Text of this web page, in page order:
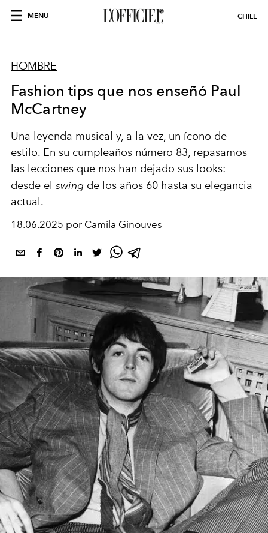
MENU CHILE
HOMBRE
Fashion tips que nos enseñó Paul
McCartney
Una leyenda musical y, a la vez, un ícono de
estilo. En su cumpleaños número 83, repasamos
las lecciones que nos han dejado sus looks:
desde el swing de los años 60 hasta su elegancia
actual.
18.06.2025 por Camila Ginouves